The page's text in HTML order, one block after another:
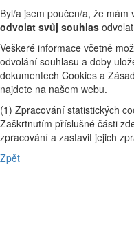
Byl/a jsem poučen/a, že mám
odvolat svůj souhlas
Veškeré informace včetně
odvolání souhlasu a doby
dokumentech Cookies a
najdete na našem webu.
(1) Zpracování statistických
Zaškrtnutím příslušné části
zpracování a zastavit jejich
Zpět